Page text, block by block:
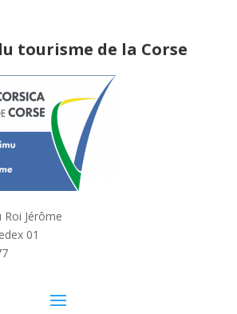
tourisme de la Corse
Jérôme
01